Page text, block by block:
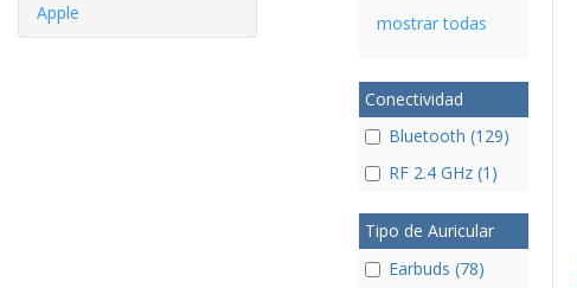
Apple
mostrar todas
Conectividad
Bluetooth (129)
RF 2.4 GHz (1)
Tipo de Auricular
Earbuds (78)